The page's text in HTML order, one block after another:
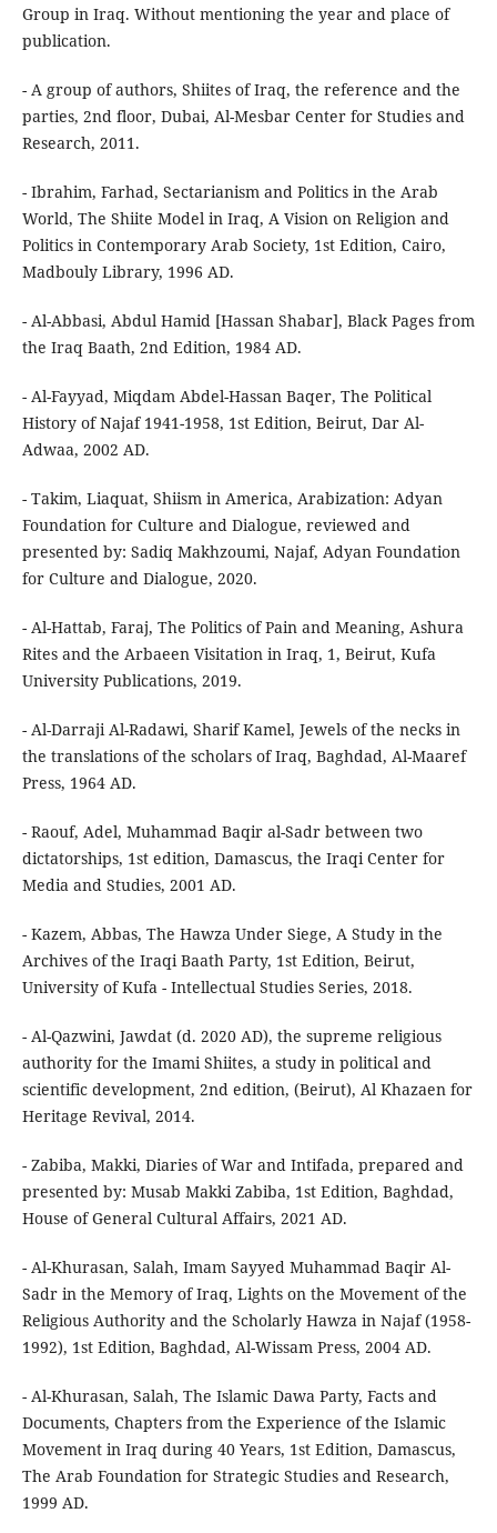
Group in Iraq. Without mentioning the year and place of
publication.
- A group of authors, Shiites of Iraq, the reference and the
parties, 2nd floor, Dubai, Al-Mesbar Center for Studies and
Research, 2011.
- Ibrahim, Farhad, Sectarianism and Politics in the Arab
World, The Shiite Model in Iraq, A Vision on Religion and
Politics in Contemporary Arab Society, 1st Edition, Cairo,
Madbouly Library, 1996 AD.
- Al-Abbasi, Abdul Hamid [Hassan Shabar], Black Pages from
the Iraq Baath, 2nd Edition, 1984 AD.
- Al-Fayyad, Miqdam Abdel-Hassan Baqer, The Political
History of Najaf 1941-1958, 1st Edition, Beirut, Dar Al-
Adwaa, 2002 AD.
- Takim, Liaquat, Shiism in America, Arabization: Adyan
Foundation for Culture and Dialogue, reviewed and
presented by: Sadiq Makhzoumi, Najaf, Adyan Foundation
for Culture and Dialogue, 2020.
- Al-Hattab, Faraj, The Politics of Pain and Meaning, Ashura
Rites and the Arbaeen Visitation in Iraq, 1, Beirut, Kufa
University Publications, 2019.
- Al-Darraji Al-Radawi, Sharif Kamel, Jewels of the necks in
the translations of the scholars of Iraq, Baghdad, Al-Maaref
Press, 1964 AD.
- Raouf, Adel, Muhammad Baqir al-Sadr between two
dictatorships, 1st edition, Damascus, the Iraqi Center for
Media and Studies, 2001 AD.
- Kazem, Abbas, The Hawza Under Siege, A Study in the
Archives of the Iraqi Baath Party, 1st Edition, Beirut,
University of Kufa - Intellectual Studies Series, 2018.
- Al-Qazwini, Jawdat (d. 2020 AD), the supreme religious
authority for the Imami Shiites, a study in political and
scientific development, 2nd edition, (Beirut), Al Khazaen for
Heritage Revival, 2014.
- Zabiba, Makki, Diaries of War and Intifada, prepared and
presented by: Musab Makki Zabiba, 1st Edition, Baghdad,
House of General Cultural Affairs, 2021 AD.
- Al-Khurasan, Salah, Imam Sayyed Muhammad Baqir Al-
Sadr in the Memory of Iraq, Lights on the Movement of the
Religious Authority and the Scholarly Hawza in Najaf (1958-
1992), 1st Edition, Baghdad, Al-Wissam Press, 2004 AD.
- Al-Khurasan, Salah, The Islamic Dawa Party, Facts and
Documents, Chapters from the Experience of the Islamic
Movement in Iraq during 40 Years, 1st Edition, Damascus,
The Arab Foundation for Strategic Studies and Research,
1999 AD.